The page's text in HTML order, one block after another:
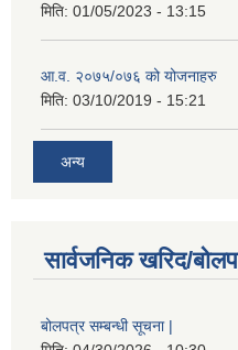
मिति: 01/05/2023 - 13:15
आ.व. २०७५/०७६ को योजनाहरु
मिति: 03/10/2019 - 15:21
अन्य
सार्वजनिक खरिद/
बोलपत्र सम्बन्धी सूचना |